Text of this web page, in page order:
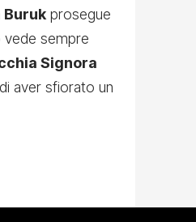
Buruk prosegue
vede sempre
Signora
aver sfiorato un